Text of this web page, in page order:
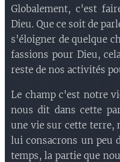
Globalement, c'est
Dieu. Que ce soit de
s'éloigner de quelque
fassions pour Dieu,
reste de nos activités
Le champ c'est notre
nous dit dans cette
une vie sur cette terre,
lui consacrons un peu
temps, la partie que